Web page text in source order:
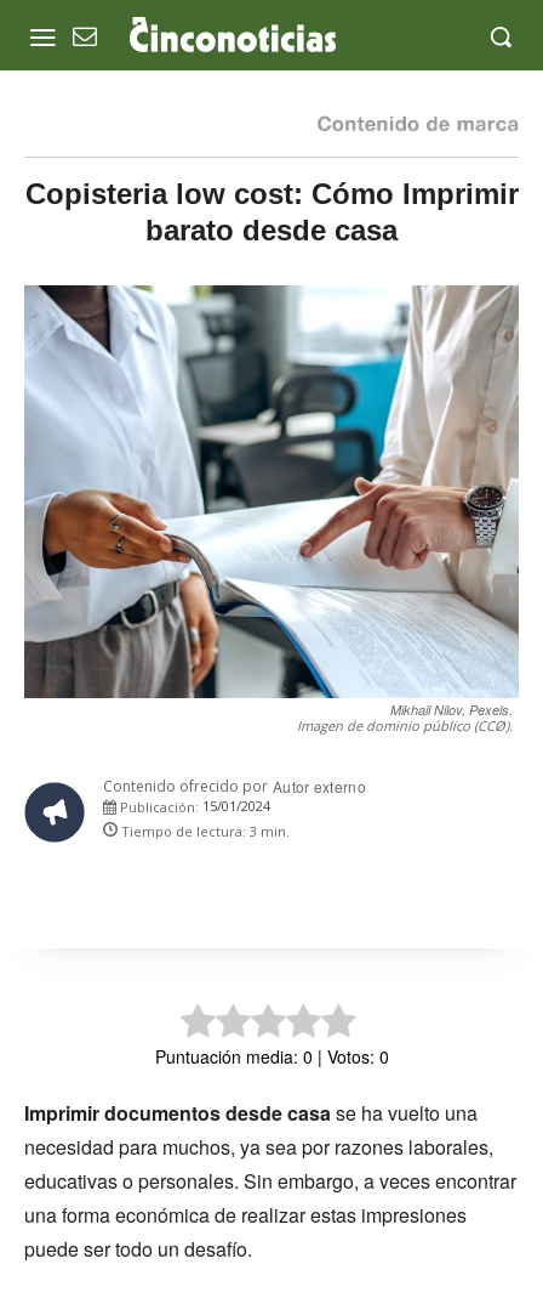
Copisteria low cost: Cómo Imprimir
barato desde casa
Mikhail Nilov, Pexels.
Imagen de dominio público (CCØ).
Contenido ofrecido por Autor externo
Publicación: 15/01/2024
Tiempo de lectura: 3 min.
Puntuación media: 0 | Votos: 0
Imprimir documentos desde casa se ha vuelto una
necesidad para muchos, ya sea por razones laborales,
educativas o personales. Sin embargo, a veces encontrar
una forma económica de realizar estas impresiones
puede ser todo un desafío.